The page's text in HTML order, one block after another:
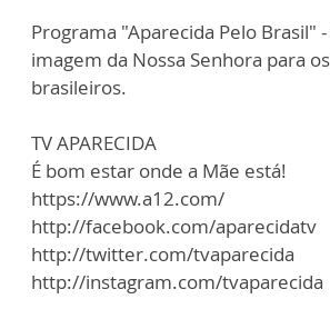
Programa "Aparecida Pelo Brasil"
imagem da Nossa Senhora para
brasileiros.
TV APARECIDA
É bom estar onde a Mãe está!
https://www.a12.com/
http://facebook.com/aparecidatv
http://twitter.com/tvaparecida
http://instagram.com/tvaparecida